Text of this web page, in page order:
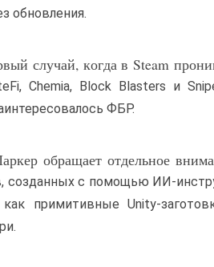
обновления.
случай, когда в Steam
Chemia, Block Blasters и
ФБР.
обращает отдельное
созданных с помощью ИИ-
примитивные Unity-